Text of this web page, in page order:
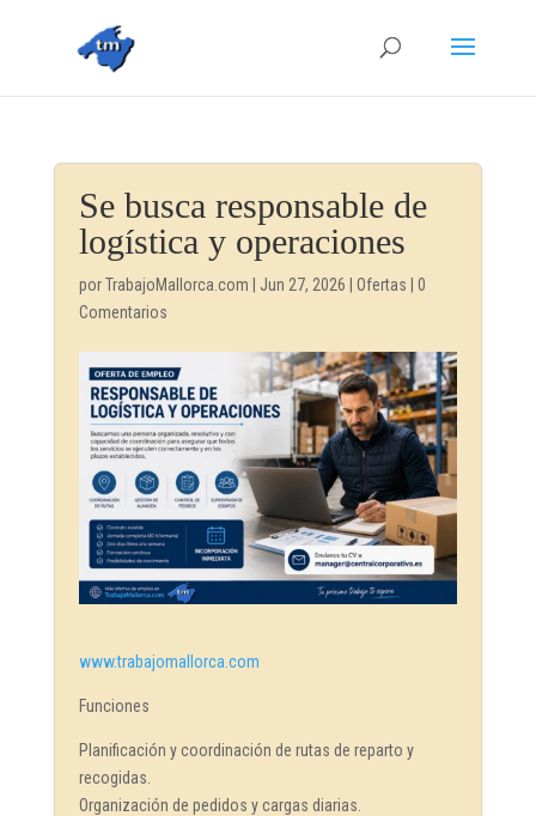
Se busca responsable de
logística y operaciones
porTrabajoMallorca.com Jun 27, 2026 Ofertas
0
Comentarios
www.trabajomallorca.com
Funciones
Planificación y coordinación de rutas de reparto y
recogidas.
Organización de pedidos y cargas diarias.